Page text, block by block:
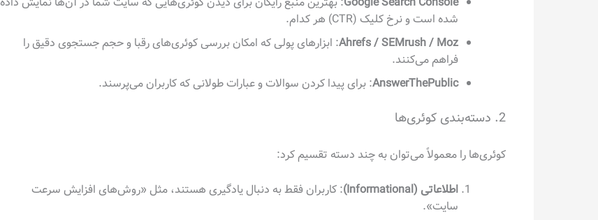
شده است و نرخ کلیک (CTR) هر کدام.
Ahrefs / SEMrush / Moz: ابزارهای پولی که امکان بررسی کوئری‌های رقبا و حجم جستجوی دقیق را
فراهم می‌کنند.
AnswerThePublic: برای پیدا کردن سوالات و عبارات طولانی که کاربران می‌پرسند.
2. دسته‌بندی کوئری‌ها
کوئری‌ها را معمولاً می‌توان به چند دسته تقسیم کرد:
اطلاعاتی (Informational)
: کاربران فقط به دنبال یادگیری هستند، مثل «روش‌های افزایش سرعت
سایت».